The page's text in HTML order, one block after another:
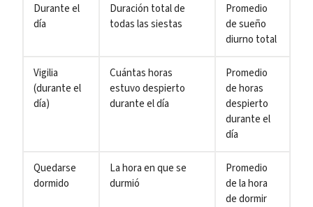
Durante el
día
Duración total de
todas las siestas
Promedio
de sueño
diurno total
Vigilia
(durante el
día)
Cuántas horas
estuvo despierto
durante el día
Promedio
de horas
despierto
durante el
día
Quedarse
dormido
La hora en que se
durmió
Promedio
de la hora
de dormir